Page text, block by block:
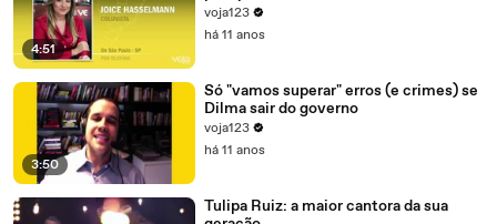
4:51
voja123
há 11 anos
3:50
Só "vamos superar" erros (e crimes) se
Dilma sair do governo
voja123
há 11 anos
Tulipa Ruiz: a maior cantora da sua